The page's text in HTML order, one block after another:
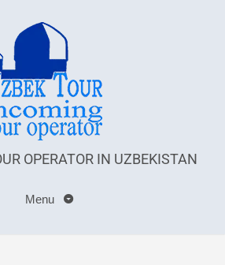
OPERATOR IN UZBEKISTAN
Menu